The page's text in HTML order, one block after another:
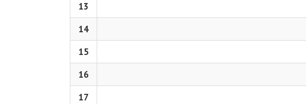
13
14
15
16
17